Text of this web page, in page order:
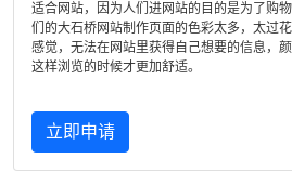
适合网站，因为人们进网站的目的是为了购
们的大石桥网站制作页面的色彩太多，太过
感觉，无法在网站里获得自己想要的信息，
这样浏览的时候才更加舒适。
立即申请